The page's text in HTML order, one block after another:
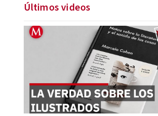
Últimos videos